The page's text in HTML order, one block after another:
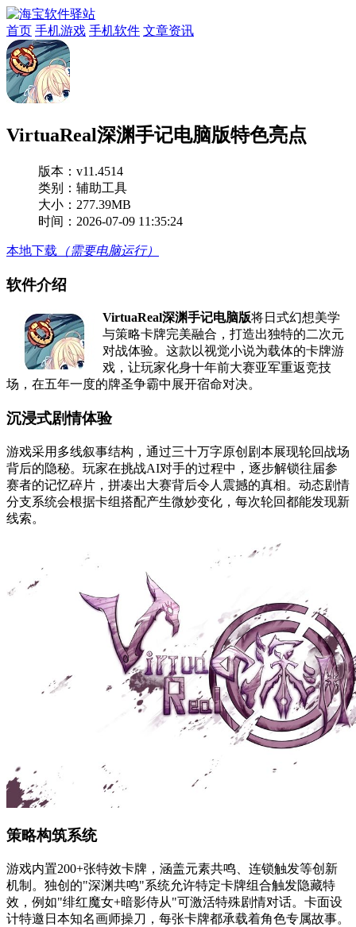
首页 手机游戏 手机软件 文章资讯
VirtuaReal深渊手记电脑版特色亮点
版本： v11.4514
类别：辅助工具
大小：277.39MB
时间：2026-07-09 11:35:24
本地下载 （需要电脑运行）
软件介绍
VirtuaReal深渊手记电脑版将日式幻想美学
与策略卡牌完美融合，打造出独特的二次元
对战体验。这款以视觉小说为载体的卡牌游
戏，让玩家化身十年前大赛亚军重返竞技
场，在五年一度的牌圣争霸中展开宿命对决。
沉浸式剧情体验
游戏采用多线叙事结构，通过三十万字原创剧本展现轮回战场
背后的隐秘。玩家在挑战AI对手的过程中，逐步解锁往届参
赛者的记忆碎片，拼凑出大赛背后令人震撼的真相。动态剧情
分支系统会根据卡组搭配产生微妙变化，每次轮回都能发现新
线索。
策略构筑系统
游戏内置200+张特效卡牌，涵盖元素共鸣、连锁触发等创新
机制。独创的"深渊共鸣"系统允许特定卡牌组合触发隐藏特
效，例如"绯红魔女+暗影侍从"可激活特殊剧情对话。卡面设
计特邀日本知名画师操刀，每张卡牌都承载着角色专属故事。